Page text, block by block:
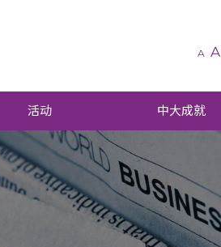
A A
活动 中大成就